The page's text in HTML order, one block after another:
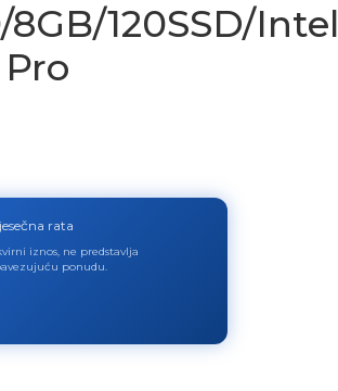
120SSD/Intel
rata
iznos, ne predstavlja
ponudu.